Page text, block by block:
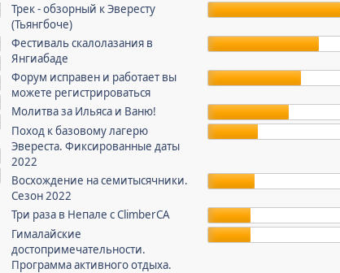
Трек - обзорный к Эвересту
(Тьянгбоче)
Фестиваль скалолазания в
Янгиабаде
Форум исправен и работает вы
можете регистрироваться
Молитва за Ильяса и Ваню!
Поход к базовому лагерю
Эвереста. Фиксированные даты
2022
Восхождение на семитысячники.
Сезон 2022
Три раза в Непале с ClimberCA
Гималайские
достопримечательности.
Программа активного отдыха.